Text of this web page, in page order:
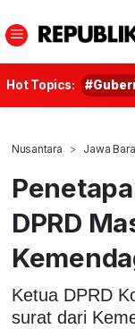
Hot Topics:
Nusantara Jawa
DPRD
Ketua DPRD
surat dari